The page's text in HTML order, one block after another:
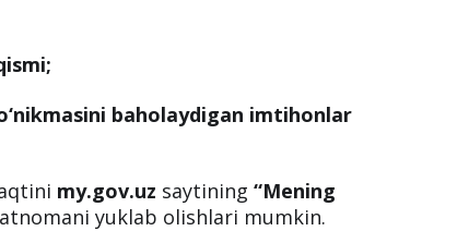
baholaydigan imtihonlar
my.gov.uz saytining“Mening
yuklab olishlari mumkin.